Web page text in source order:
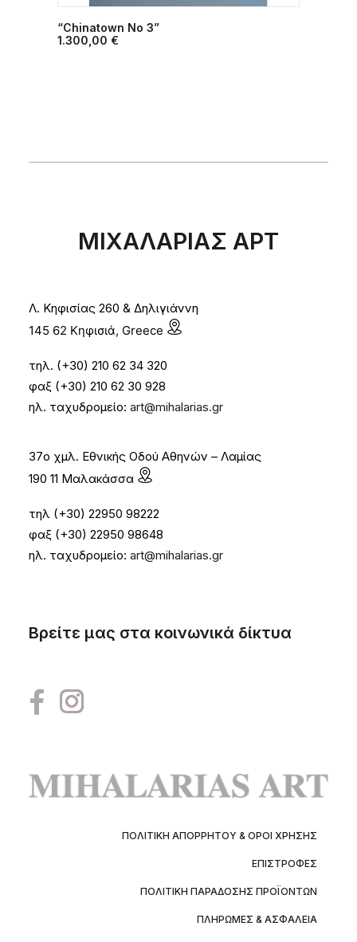
ΠΡΟΣΘΉΚΗ ΣΤΟ ΚΑΛΆΘΙ
“Chinatown No 3”
1.300,00 €
ΜΙΧΑΛΑΡΙΑΣ ΑΡΤ
Λ. Κηφισίας 260 & Δηλιγιάννη
145 62 Κηφισιά, Greece
τηλ. (+30) 210 62 34 320
φαξ (+30) 210 62 30 928
ηλ. ταχυδρομείο: art@mihalarias.gr
37ο χμλ. Εθνικής Οδού Αθηνών – Λαμίας
190 11 Μαλακάσσα
τηλ (+30) 22950 98222
φαξ (+30) 22950 98648
ηλ. ταχυδρομείο: art@mihalarias.gr
Βρείτε μας στα κοινωνικά δίκτυα
ΠΟΛΙΤΙΚΉ ΑΠΟΡΡΉΤΟΥ & ΌΡΟΙ ΧΡΉΣΗΣ
ΕΠΙΣΤΡΟΦΈΣ
ΠΟΛΙΤΙΚΉ ΠΑΡΆΔΟΣΗΣ ΠΡΟΪΌΝΤΩΝ
ΠΛΗΡΩΜΈΣ & ΑΣΦΆΛΕΙΑ